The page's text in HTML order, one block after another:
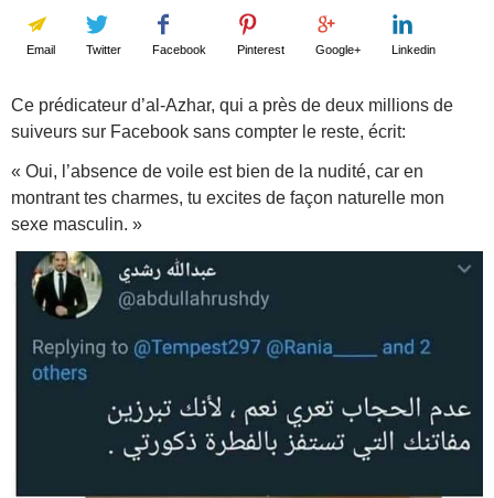
Email Twitter Facebook Pinterest Google+ Linkedin
Ce prédicateur d’al-Azhar, qui a près de deux millions de
suiveurs sur Facebook sans compter le reste, écrit:
« Oui, l’absence de voile est bien de la nudité, car en
montrant tes charmes, tu excites de façon naturelle mon
sexe masculin. »